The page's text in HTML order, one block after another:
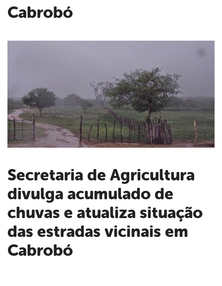
Cabrobó
Secretaria de Agricultura
divulga acumulado de
chuvas e atualiza situação
das estradas vicinais em
Cabrobó